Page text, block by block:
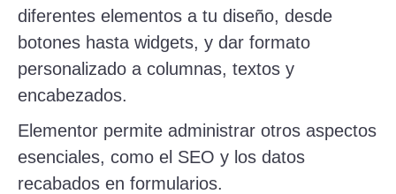
diferentes elementos a tu diseño, desde
botones hasta widgets, y dar formato
personalizado a columnas, textos y
encabezados.
Elementor permite administrar otros aspectos
esenciales, como el SEO y los datos
recabados en formularios.